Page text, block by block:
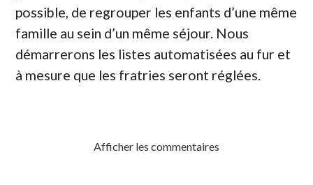
possible, de regrouper les enfants d’une même
famille au sein d’un même séjour. Nous
démarrerons les listes automatisées au fur et
à mesure que les fratries seront réglées.
Afficher les commentaires